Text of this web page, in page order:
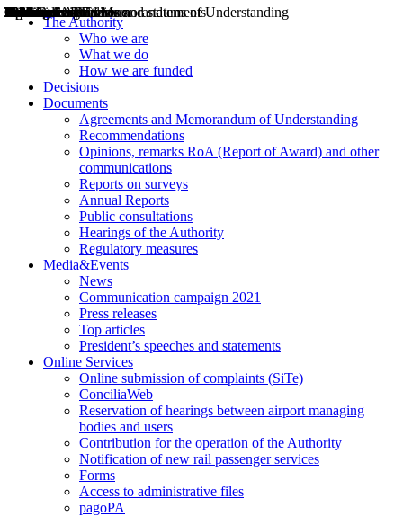
The Authority
Who we are
What we do
How we are funded
Decisions
Documents
Agreements and Memorandum of Understanding
Recommendations
Opinions, remarks RoA (Report of Award) and other
communications
Reports on surveys
Annual Reports
Public consultations
Hearings of the Authority
Regulatory measures
Media&Events
News
Communication campaign 2021
Press releases
Top articles
President’s speeches and statements
Online Services
Online submission of complaints (SiTe)
ConciliaWeb
Reservation of hearings between airport managing
bodies and users
Contribution for the operation of the Authority
Notification of new rail passenger services
Forms
Access to administrative files
pagoPA
Decisions
Opinions
Public consultations
Hearings
Recommendations
Agreements and Memorandums of Understanding
Relazioni annuali
Misure di regolazione
News
Press Releases
Bollettini ART
Convegni ART
President’s interviews
Top articles
President’s speeches and statements
2004
2005
2010
2013
2014
2015
2016
2017
2018
2019
202
2020
2021
2022
2023
2024
2025
2026
Aereo
Marittimo
Terrestre